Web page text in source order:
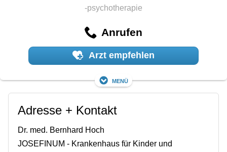
-psychotherapie
Anrufen
Arzt empfehlen
Menü
Adresse + Kontakt
Dr. med. Bernhard Hoch
JOSEFINUM - Krankenhaus für Kinder und